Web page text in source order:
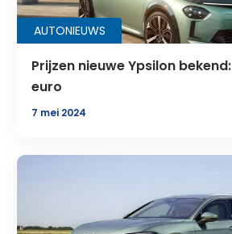
AUTONIEUWS
Prijzen nieuwe Ypsilon
euro
7 mei 2024